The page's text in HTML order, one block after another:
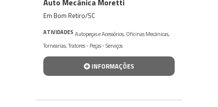
Em Bom Retiro/SC
ATIVIDADES Autopeças e Acessórios, Oficinas Mecânicas,
Tornearias,Tratores - Peças - Serviços
INFORMAÇÕES